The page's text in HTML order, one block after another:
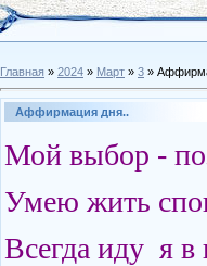
Главная » 2024 » Март » 3 »
Аффирмация дня..
Мой выбор -
Умею жить
Всегда иду я в